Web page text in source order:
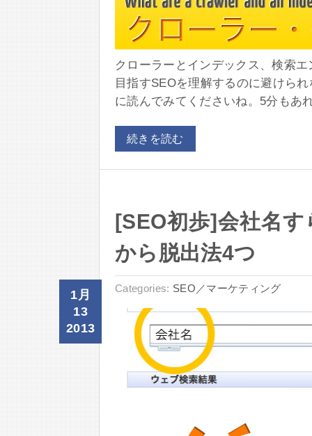
クローラーとインデックス、検索
目指すSEOを理解するのに避けら
に読んでみてくださいね。5分もあ
続きを読む
[SEO初歩]会社名
から脱出法4つ
1月
13
2013
Categories: SEO／マーケティング